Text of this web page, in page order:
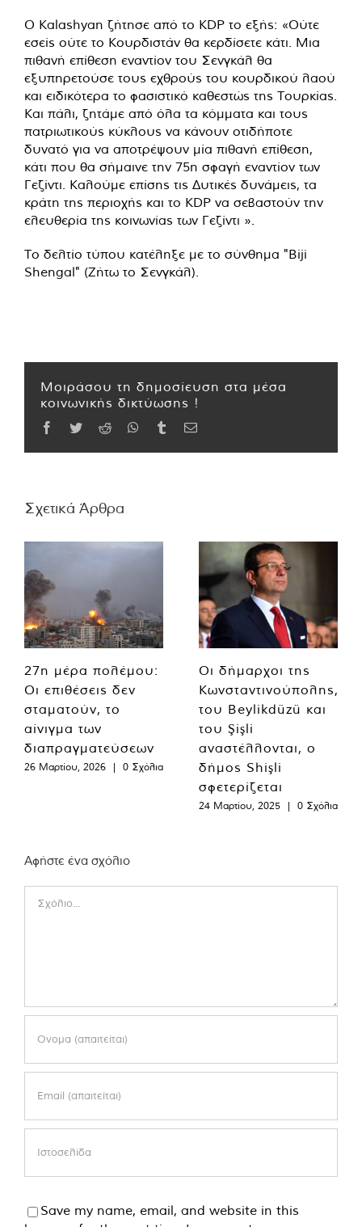
Ο Kalashyan ζήτησε από το KDP το εξής: «Ούτε
εσείς ούτε το Κουρδιστάν θα κερδίσετε κάτι. Μια
πιθανή επίθεση εναντίον του Σενγκάλ θα
εξυπηρετούσε τους εχθρούς του κουρδικού λαού
και ειδικότερα το φασιστικό καθεστώς της Τουρκίας.
Και πάλι, ζητάμε από όλα τα κόμματα και τους
πατριωτικούς κύκλους να κάνουν οτιδήποτε
δυνατό για να αποτρέψουν μία πιθανή επίθεση,
κάτι που θα σήμαινε την 75η σφαγή εναντίον των
Γεζίντι. Καλούμε επίσης τις Δυτικές δυνάμεις, τα
κράτη της περιοχής και το KDP να σεβαστούν την
ελευθερία της κοινωνίας των Γεζίντι ».
Το δελτίο τύπου κατέληξε με το σύνθημα "Biji
Shengal" (Ζήτω το Σενγκάλ).
Μοιράσου τη δημοσίευση στα μέσα
κοινωνικής δικτύωσης !
Facebook
TwitterReddit WhatsApp
TumblrEmail
Σχετικά Άρθρα
27η μέρα πολέμου:
Οι επιθέσεις δεν
σταματούν, το
αίνιγμα των
διαπραγματεύσεων
26 Μαρτίου, 2026 | 0 Σχόλια
Οι δήμαρχοι της
Κωνσταντινούπολης,
του Beylikdüzü και
του Şişli
αναστέλλονται, ο
δήμος Shişli
σφετερίζεται
24 Μαρτίου, 2025 | 0 Σχόλια
Αφήστε ένα σχόλιο
Save my name, email, and website in this